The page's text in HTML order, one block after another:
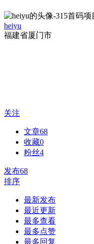
heiyu
福建省厦门市
关注
文章68
收藏0
粉丝4
发布68
排序
最新发布
最近更新
最多查看
最多点赞
最多回复